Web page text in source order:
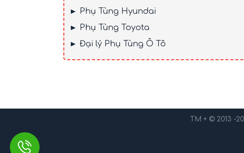
► Phụ Tùng Hyundai
► Phụ Tùng Toyota
► Đại lý Phụ Tùng Ô Tô
TM + © 2013 -